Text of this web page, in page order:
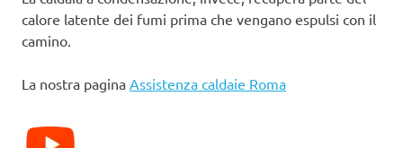
calore latente dei fumi prima che vengano espulsi con il
camino.
La nostra pagina Assistenza caldaie Roma